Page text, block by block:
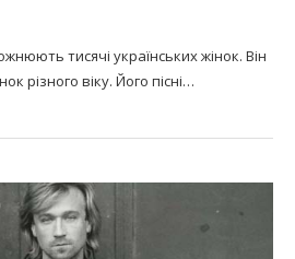
тисячі українських жінок. Він
різного віку. Його пісні…